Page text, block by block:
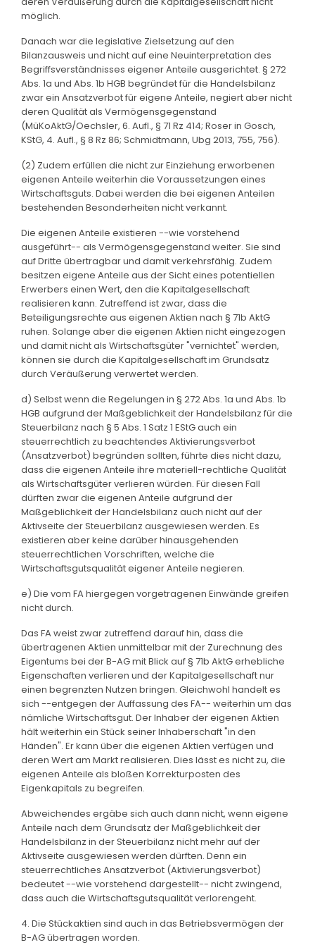
möglich.
Danach war die legislative Zielsetzung auf den
Bilanzausweis und nicht auf eine Neuinterpretation des
Begriffsverständnisses eigener Anteile ausgerichtet. § 272
Abs. 1a und Abs. 1b HGB begründet für die Handelsbilanz
zwar ein Ansatzverbot für eigene Anteile, negiert aber nicht
deren Qualität als Vermögensgegenstand
(MüKoAktG/Oechsler, 6. Aufl., § 71 Rz 414; Roser in Gosch,
KStG, 4. Aufl., § 8 Rz 86; Schmidtmann, Ubg 2013, 755, 756).
(2) Zudem erfüllen die nicht zur Einziehung erworbenen
eigenen Anteile weiterhin die Voraussetzungen eines
Wirtschaftsguts. Dabei werden die bei eigenen Anteilen
bestehenden Besonderheiten nicht verkannt.
Die eigenen Anteile existieren --wie vorstehend
ausgeführt-- als Vermögensgegenstand weiter. Sie sind
auf Dritte übertragbar und damit verkehrsfähig. Zudem
besitzen eigene Anteile aus der Sicht eines potentiellen
Erwerbers einen Wert, den die Kapitalgesellschaft
realisieren kann. Zutreffend ist zwar, dass die
Beteiligungsrechte aus eigenen Aktien nach § 71b AktG
ruhen. Solange aber die eigenen Aktien nicht eingezogen
und damit nicht als Wirtschaftsgüter "vernichtet" werden,
können sie durch die Kapitalgesellschaft im Grundsatz
durch Veräußerung verwertet werden.
d) Selbst wenn die Regelungen in § 272 Abs. 1a und Abs. 1b
HGB aufgrund der Maßgeblichkeit der Handelsbilanz für die
Steuerbilanz nach § 5 Abs. 1 Satz 1 EStG auch ein
steuerrechtlich zu beachtendes Aktivierungsverbot
(Ansatzverbot) begründen sollten, führte dies nicht dazu,
dass die eigenen Anteile ihre materiell-rechtliche Qualität
als Wirtschaftsgüter verlieren würden. Für diesen Fall
dürften zwar die eigenen Anteile aufgrund der
Maßgeblichkeit der Handelsbilanz auch nicht auf der
Aktivseite der Steuerbilanz ausgewiesen werden. Es
existieren aber keine darüber hinausgehenden
steuerrechtlichen Vorschriften, welche die
Wirtschaftsgutsqualität eigener Anteile negieren.
e) Die vom FA hiergegen vorgetragenen Einwände greifen
nicht durch.
Das FA weist zwar zutreffend darauf hin, dass die
übertragenen Aktien unmittelbar mit der Zurechnung des
Eigentums bei der B-AG mit Blick auf § 71b AktG erhebliche
Eigenschaften verlieren und der Kapitalgesellschaft nur
einen begrenzten Nutzen bringen. Gleichwohl handelt es
sich --entgegen der Auffassung des FA-- weiterhin um das
nämliche Wirtschaftsgut. Der Inhaber der eigenen Aktien
hält weiterhin ein Stück seiner Inhaberschaft "in den
Händen". Er kann über die eigenen Aktien verfügen und
deren Wert am Markt realisieren. Dies lässt es nicht zu, die
eigenen Anteile als bloßen Korrekturposten des
Eigenkapitals zu begreifen.
Abweichendes ergäbe sich auch dann nicht, wenn eigene
Anteile nach dem Grundsatz der Maßgeblichkeit der
Handelsbilanz in der Steuerbilanz nicht mehr auf der
Aktivseite ausgewiesen werden dürften. Denn ein
steuerrechtliches Ansatzverbot (Aktivierungsverbot)
bedeutet --wie vorstehend dargestellt-- nicht zwingend,
dass auch die Wirtschaftsgutsqualität verlorengeht.
4. Die Stückaktien sind auch in das Betriebsvermögen der
B-AG übertragen worden.